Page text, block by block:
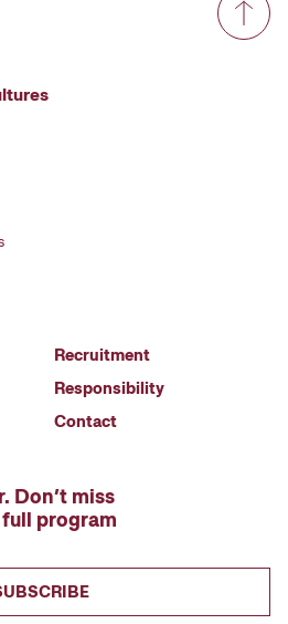
Recruitment
Responsibility
Contact
Don’t miss
program